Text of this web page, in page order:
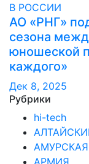
В РОССИИ
АО «РНГ»
сезона
юношеской
каждого»
Дек 8, 2025
Рубрики
hi-tech
АРМИЯ